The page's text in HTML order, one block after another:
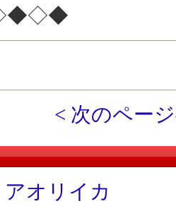
< 次のペー
アオリイカ